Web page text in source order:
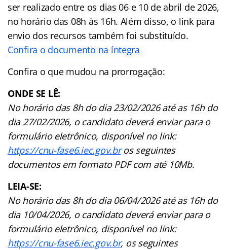
ser realizado entre os dias 06 e 10 de abril de 2026,
no horário das 08h às 16h. Além disso, o link para
envio dos recursos também foi substituído.
Confira o documento na íntegra
Confira o que mudou na prorrogação:
ONDE SE LÊ:
No horário das 8h do dia 23/02/2026 até as 16h do
dia 27/02/2026, o candidato deverá enviar para o
formulário eletrônico, disponível no link:
https://cnu-fase6.iec.gov.bros seguintes
documentos em formato PDF com até 10Mb.
LEIA-SE:
No horário das 8h do dia 06/04/2026 até as 16h do
dia 10/04/2026, o candidato deverá enviar para o
formulário eletrônico, disponível no link:
https://cnu-fase6.iec.gov.br, os seguintes